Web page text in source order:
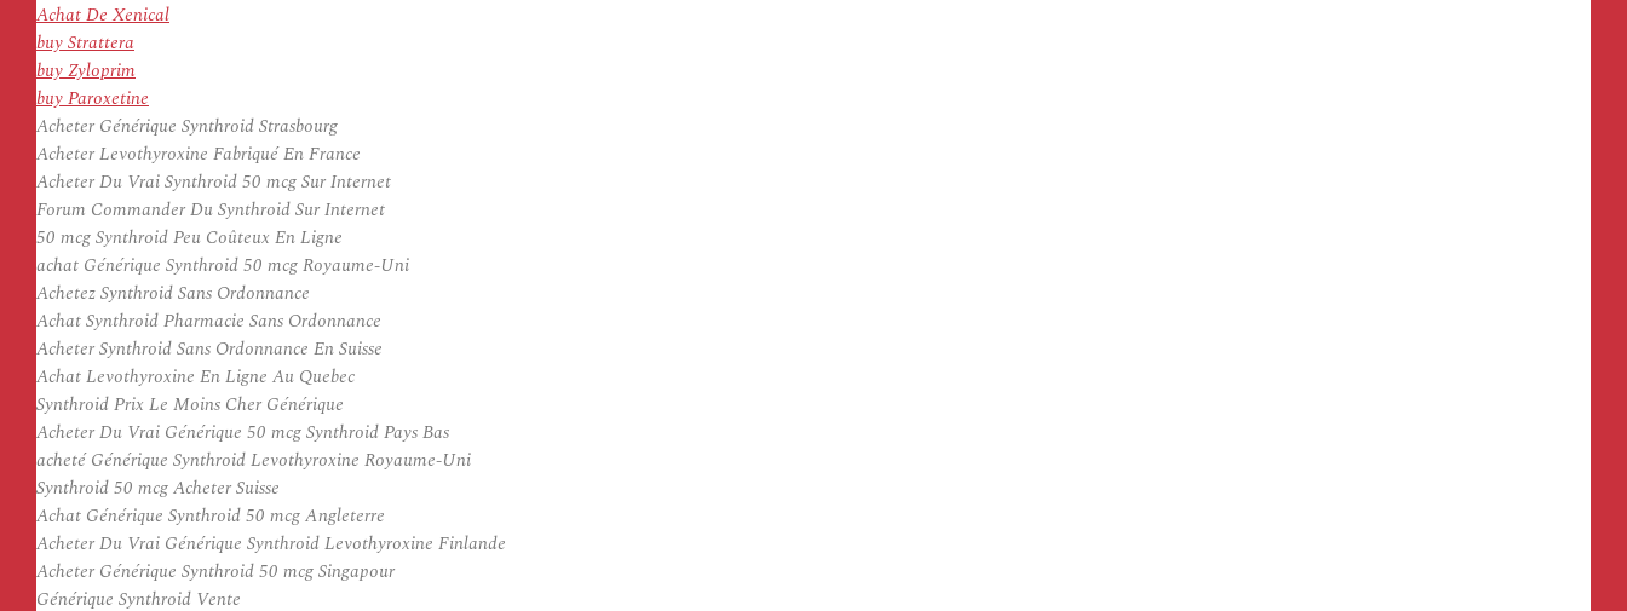
Achat De Xenical
buy Strattera
buy Zyloprim
buy Paroxetine
Acheter Générique Synthroid Strasbourg
Acheter Levothyroxine Fabriqué En France
Acheter Du Vrai Synthroid 50 mcg Sur Internet
Forum Commander Du Synthroid Sur Internet
50 mcg Synthroid Peu Coûteux En Ligne
achat Générique Synthroid 50 mcg Royaume-Uni
Achetez Synthroid Sans Ordonnance
Achat Synthroid Pharmacie Sans Ordonnance
Acheter Synthroid Sans Ordonnance En Suisse
Achat Levothyroxine En Ligne Au Quebec
Synthroid Prix Le Moins Cher Générique
Acheter Du Vrai Générique 50 mcg Synthroid Pays Bas
acheté Générique Synthroid Levothyroxine Royaume-Uni
Synthroid 50 mcg Acheter Suisse
Achat Générique Synthroid 50 mcg Angleterre
Acheter Du Vrai Générique Synthroid Levothyroxine Finlande
Acheter Générique Synthroid 50 mcg Singapour
Générique Synthroid Vente